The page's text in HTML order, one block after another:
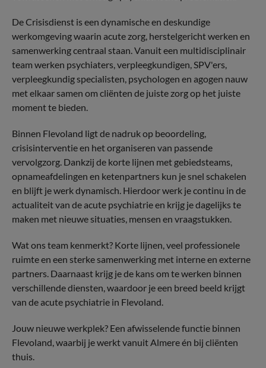
De Crisisdienst is een dynamische en deskundige
werkomgeving waarin acute zorg, herstelgericht werken en
samenwerking centraal staan. Vanuit een multidisciplinair
team werken psychiaters, verpleegkundigen, SPV'ers,
verpleegkundig specialisten, psychologen en agogen nauw
met elkaar samen om cliënten de juiste zorg op het juiste
moment te bieden.
Binnen Flevoland ligt de nadruk op beoordeling,
crisisinterventie en het organiseren van passende
vervolgzorg. Dankzij de korte lijnen met gebiedsteams,
opnameafdelingen en ketenpartners kun je snel schakelen
en blijft je werk dynamisch. Hierdoor werk je continu in de
actualiteit van de acute psychiatrie en krijg je dagelijks te
maken met nieuwe situaties, mensen en vraagstukken.
Wat ons team kenmerkt? Korte lijnen, veel professionele
ruimte en een sterke samenwerking met interne en externe
partners. Daarnaast krijg je de kans om te werken binnen
verschillende diensten, waardoor je een breed beeld krijgt
van de acute psychiatrie in Flevoland.
Jouw nieuwe werkplek? Een afwisselende functie binnen
Flevoland, waarbij je werkt vanuit Almere én bij cliënten
thuis.